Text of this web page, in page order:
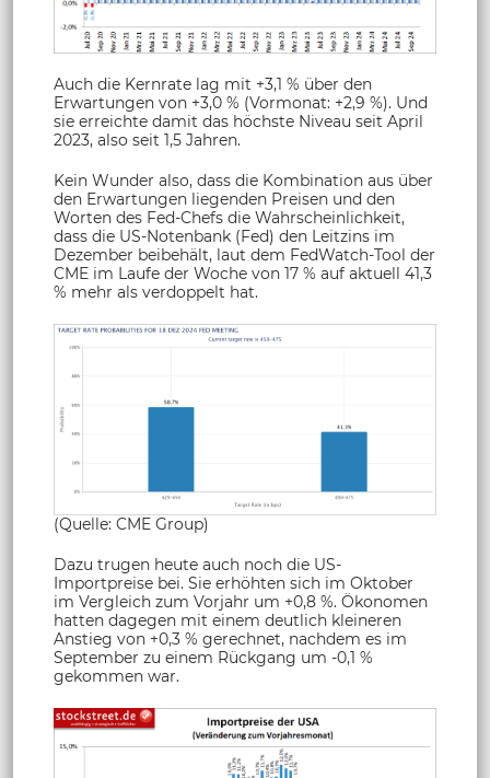
Auch die Kernrate lag mit +3,1 % über den
Erwartungen von +3,0 % (Vormonat: +2,9 %). Und
sie erreichte damit das höchste Niveau seit April
2023, also seit 1,5 Jahren.
Kein Wunder also, dass die Kombination aus über
den Erwartungen liegenden Preisen und den
Worten des Fed-Chefs die Wahrscheinlichkeit,
dass die US-Notenbank (Fed) den Leitzins im
Dezember beibehält, laut dem FedWatch-Tool der
CME im Laufe der Woche von 17 % auf aktuell 41,3
% mehr als verdoppelt hat.
(Quelle: CME Group)
Dazu trugen heute auch noch die US-
Importpreise bei. Sie erhöhten sich im Oktober
im Vergleich zum Vorjahr um +0,8 %. Ökonomen
hatten dagegen mit einem deutlich kleineren
Anstieg von +0,3 % gerechnet, nachdem es im
September zu einem Rückgang um -0,1 %
gekommen war.